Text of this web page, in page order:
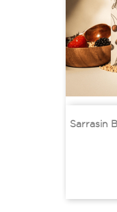
Sarrasin